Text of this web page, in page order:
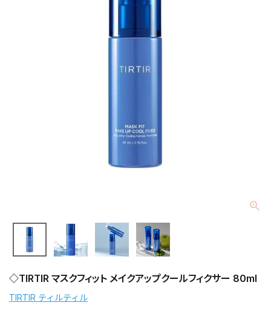
◇TIRTIR マスクフィット メイクアップクールフィクサー 80ml
TIRTIR ティルティル